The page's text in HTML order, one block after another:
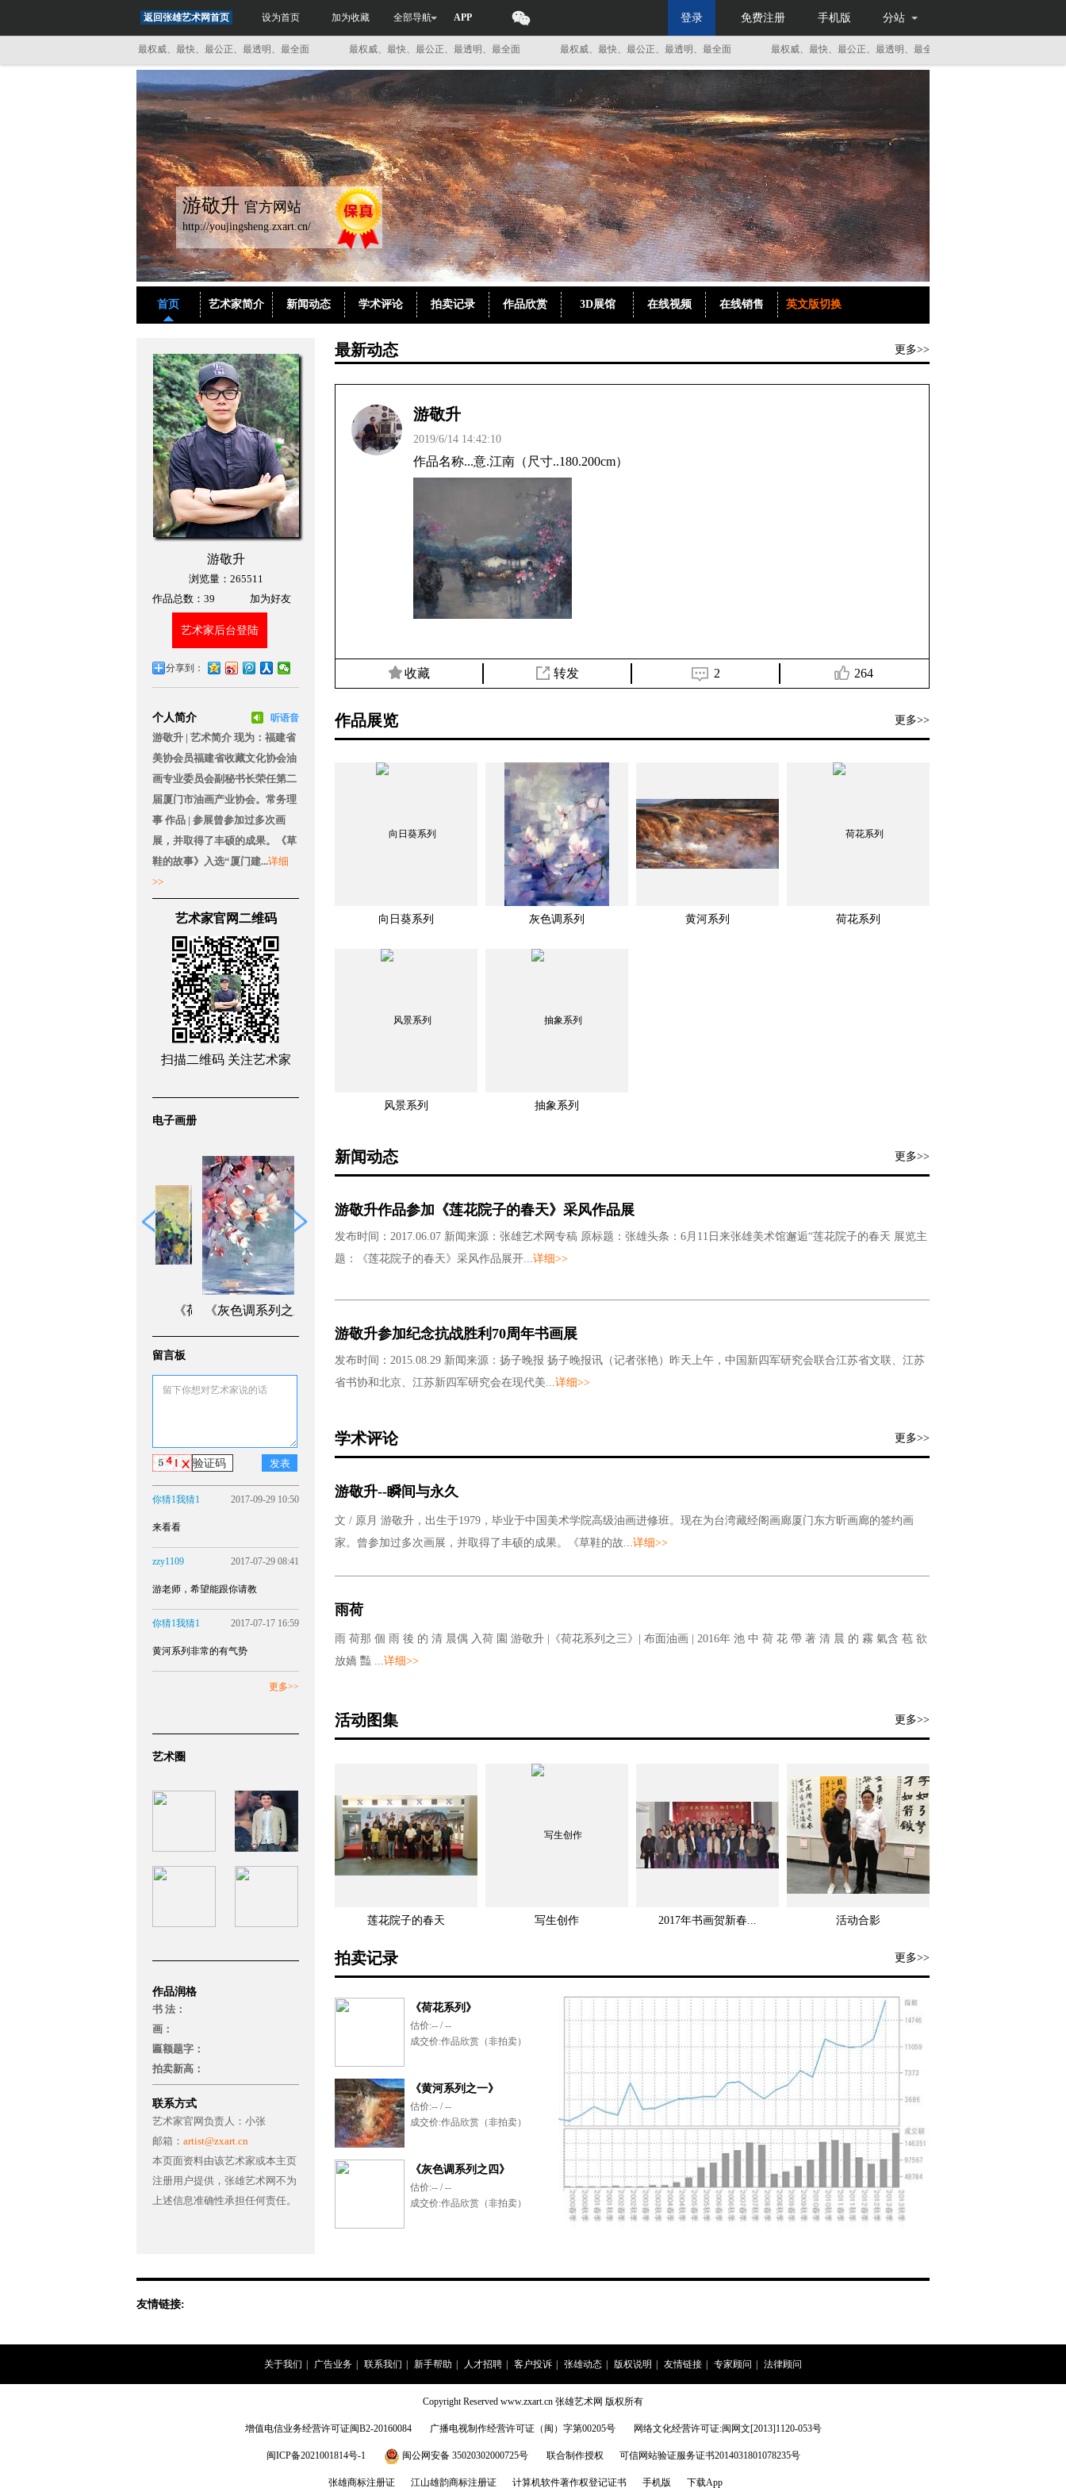
返回张雄艺术网首页 设为首页 加为收藏 全部导航 APP 分站
手机版
免费注册
登录
最权威、最快、最公正、最透明、最全面 最权威、最快、最公正、最透明、最全面 最权威、最快、最公正、最透明、最全面 最权威、最快、最公正、最透明、最全面
游敬升 官方网站
http://youjingsheng.zxart.cn/
首页 艺术家简介 新闻动态 学术评论 拍卖记录 作品欣赏 3D展馆 在线视频 在线销售 英文版切换
游敬升
浏览量：265511
作品总数： 39 加为好友
艺术家后台登陆
分享到：
个人简介 听语音
游敬升 | 艺术简介 现为：福建省
美协会员福建省收藏文化协会油
画专业委员会副秘书长荣任第二
届厦门市油画产业协会。常务理
事 作品 | 参展曾参加过多次画
展，并取得了丰硕的成果。《草
鞋的故事》入选“厦门建...详细
>>
艺术家官网二维码
扫描二维码 关注艺术家
电子画册
《灰色调系列之三》
留言板
你猜1我猜1 2017-09-29 10:50
来看看
zzy1109 2017-07-29 08:41
游老师，希望能跟你请教
你猜1我猜1 2017-07-17 16:59
黄河系列非常的有气势
更多>>
艺术圈
作品润格
书 法：
画：
匾额题字：
拍卖新高：
联系方式
艺术家官网负责人： 小张
邮箱： artist@zxart.cn
本页面资料由该艺术家或本主页
注册用户提供，张雄艺术网不为
上述信息准确性承担任何责任。
最新动态 更多>>
318
游敬升
2019/6/14 14:42:10
作品名称...意.江南（尺寸..180.200cm）
收藏 转发 2 264
作品展览 更多>>
向日葵系列 灰色调系列 黄河系列 荷花系列
风景系列 抽象系列
新闻动态 更多>>
游敬升作品参加《莲花院子的春天》采风作品展
发布时间：2017.06.07 新闻来源：张雄艺术网专稿 原标题：张雄头条：6月11日来张雄美术馆邂逅“莲花院子的春天 展览主
题：《莲花院子的春天》采风作品展开...详细>>
游敬升参加纪念抗战胜利70周年书画展
发布时间：2015.08.29 新闻来源：扬子晚报 扬子晚报讯（记者张艳）昨天上午，中国新四军研究会联合江苏省文联、江苏
省书协和北京、江苏新四军研究会在现代美...详细>>
学术评论 更多>>
游敬升--瞬间与永久
文 / 原月 游敬升，出生于1979，毕业于中国美术学院高级油画进修班。现在为台湾藏经阁画廊厦门东方昕画廊的签约画
家。曾参加过多次画展，并取得了丰硕的成果。《草鞋的故...详细>>
雨荷
雨 荷那 個 雨 後 的 清 晨偶 入荷 園 游敬升 |《荷花系列之三》| 布面油画 | 2016年 池 中 荷 花 帶 著 清 晨 的 霧 氣含 苞 欲
放嬌 豔 ...详细>>
活动图集 更多>>
莲花院子的春天 写生创作 2017年书画贺新春... 活动合影
拍卖记录 更多>>
《荷花系列》
估价:-- / --
成交价:作品欣赏（非拍卖）
《黄河系列之一》
估价:-- / --
成交价:作品欣赏（非拍卖）
《灰色调系列之四》
估价:-- / --
成交价:作品欣赏（非拍卖）
友情链接:
关于我们 广告业务 联系我们 新手帮助 人才招聘 客户投诉 张雄动态 版权说明 友情链接 专家顾问 法律顾问
Copyright Reserved www.zxart.cn 张雄艺术网 版权所有
增值电信业务经营许可证闽B2-20160084 广播电视制作经营许可证（闽）字第00205号 网络文化经营许可证:闽网文[2013]1120-053号
闽ICP备2021001814号-1 闽公网安备 35020302000725号 联合制作授权 可信网站验证服务证书2014031801078235号
张雄商标注册证 江山雄韵商标注册证 计算机软件著作权登记证书 手机版 下载App